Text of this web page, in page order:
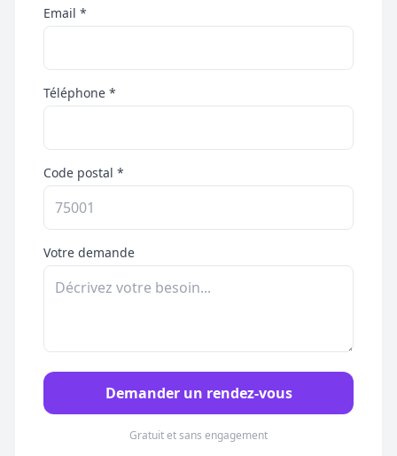
Email *
Téléphone *
Code postal *
Votre demande
Demander un rendez-vous
Gratuit et sans engagement